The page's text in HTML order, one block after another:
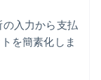
入力から支払
を簡素化しま